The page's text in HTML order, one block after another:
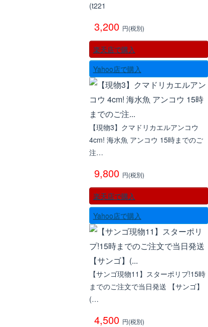
(t221
3,200 円(税別)
楽天店で購入
Yahoo店で購入
【現物3】クマドリカエルアンコウ
4cm! 海水魚 アンコウ 15時までのご
注…
9,800 円(税別)
楽天店で購入
Yahoo店で購入
【サンゴ現物11】スターポリプ!15時
までのご注文で当日発送 【サンゴ】
(…
4,500 円(税別)